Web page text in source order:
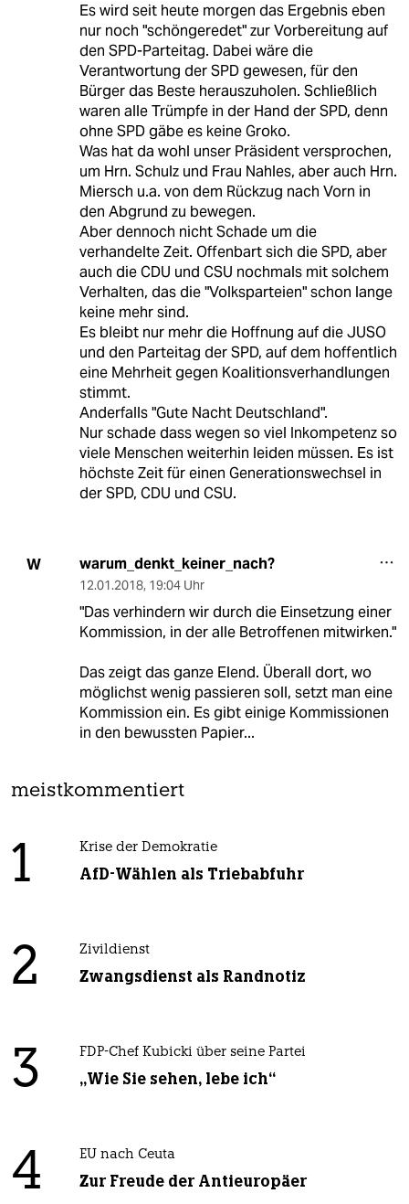
Es wird seit heute morgen das Ergebnis eben
nur noch "schöngeredet" zur Vorbereitung auf
den SPD-Parteitag. Dabei wäre die
Verantwortung der SPD gewesen, für den
Bürger das Beste herauszuholen. Schließlich
waren alle Trümpfe in der Hand der SPD, denn
ohne SPD gäbe es keine Groko.
Was hat da wohl unser Präsident versprochen,
um Hrn. Schulz und Frau Nahles, aber auch Hrn.
Miersch u.a. von dem Rückzug nach Vorn in
den Abgrund zu bewegen.
Aber dennoch nicht Schade um die
verhandelte Zeit. Offenbart sich die SPD, aber
auch die CDU und CSU nochmals mit solchem
Verhalten, das die "Volksparteien" schon lange
keine mehr sind.
Es bleibt nur mehr die Hoffnung auf die JUSO
und den Parteitag der SPD, auf dem hoffentlich
eine Mehrheit gegen Koalitionsverhandlungen
stimmt.
Anderfalls "Gute Nacht Deutschland".
Nur schade dass wegen so viel Inkompetenz so
viele Menschen weiterhin leiden müssen. Es ist
höchste Zeit für einen Generationswechsel in
der SPD, CDU und CSU.
W warum_denkt_keiner_nach?
12.01.2018, 19:04 Uhr
"Das verhindern wir durch die Einsetzung einer
Kommission, in der alle Betroffenen mitwirken."
Das zeigt das ganze Elend. Überall dort, wo
möglichst wenig passieren soll, setzt man eine
Kommission ein. Es gibt einige Kommissionen
in den bewussten Papier...
meistkommentiert
1 Krise der Demokratie
AfD-Wählen als Triebabfuhr
2 Zivildienst
Zwangsdienst als Randnotiz
3 FDP-Chef Kubicki über seine Partei
„Wie Sie sehen, lebe ich“
4 EU nach Ceuta
Zur Freude der Antieuropäer